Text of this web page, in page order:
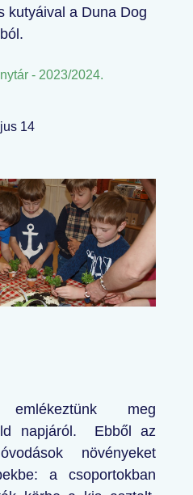
kutyáival a Duna Dog
- 2023/2024.
14
meg
napjáról. Ebből az
növényeket
a csoportokban